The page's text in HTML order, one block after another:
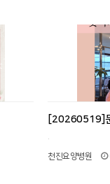
[20260519]
천진요양병원